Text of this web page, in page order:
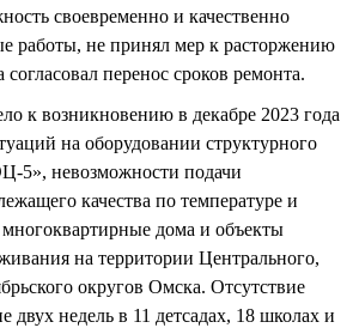
своевременно и качественно
работы, не принял мер к расторжению
согласовал перенос сроков ремонта.
к возникновению в декабре 2023 года
на оборудовании структурного
5», невозможности подачи
качества по температуре и
дома и объекты
на территории Центрального,
округов Омска. Отсутствие
двух недель в 11 детсадах, 18 школах и